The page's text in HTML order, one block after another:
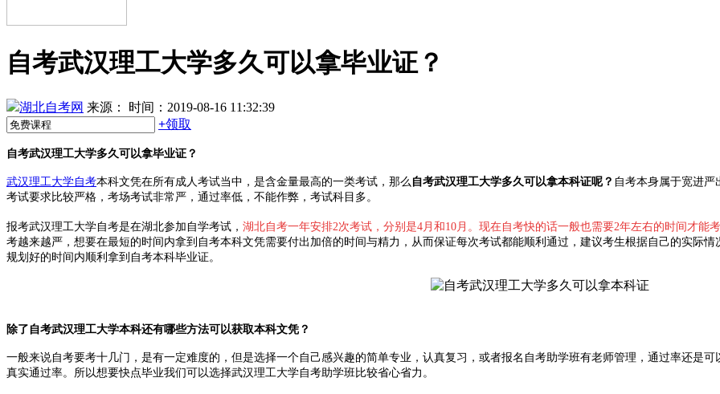
自考武汉理工大学多久可以拿毕业证？
湖北自考网 来源：
时间：2019-08-16 11:32:39
+领取
自考武汉理工大学多久可以拿毕业证？
武汉理工大学自考本科文凭在所有成人考试当中，是含金量最高的一类考试，那么 自考武汉理工大学多久可以拿本科证呢？ 自考本身属于宽进
考试要求比较严格，考场考试非常严，通过率低，不能作弊，考试科目多。
报考武汉理工大学自考是在湖北参加自学考试， 湖北自考一年安排2次考试，分别是4月和10月。现在自考快的话一般也需要2年左右的时间才
考越来越严，想要在最短的时间内拿到自考本科文凭需要付出加倍的时间与精力，从而保证每次考试都能顺利通过，建议考生根据自己的实际
规划好的时间内顺利拿到自考本科毕业证。
除了自考武汉理工大学本科还有哪些方法可以获取本科文凭？
一般来说自考要考十几门，是有一定难度的，但是选择一个自己感兴趣的简单专业，认真复习，或者报名自考助学班有老师管理，通过率还是
真实通过率。 所以想要快点毕业我们可以选择武汉理工大学自考助学班比较省心省力。